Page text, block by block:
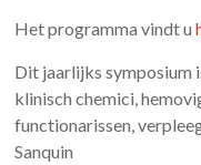
Het programma vindt u
Dit jaarlijks symposium
klinisch chemici,
functionarissen,
Sanquin